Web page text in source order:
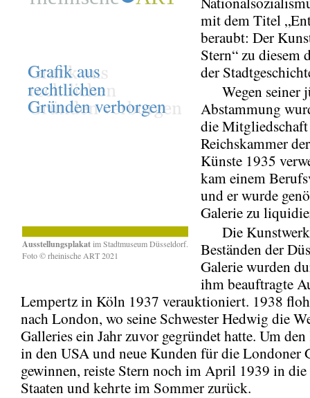
Ausstellungsplakatim Stadtmuseum Düsseldorf.
Foto © rheinische ART2021
mit dem Titel
beraubt: Der
Stern“ zu diesem
der
Wegen seiner
Abstammung
die
Reichskammer
Künste 1935
kam einem
und er wurde
Galerie zu
Die
Beständen der
Galerie wurden
ihm beauftragte
Lempertz in Köln 1937 verauktioniert. 1938
nach London, wo seine Schwester Hedwig die
Galleries ein Jahr zuvor gegründet hatte. Um
in den USA und neue Kunden für die Londoner
gewinnen, reiste Stern noch im April 1939 in
Staaten und kehrte im Sommer zurück.